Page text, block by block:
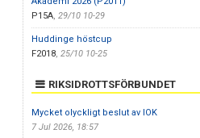
P15A, 29/10 10-29
Huddinge höstcup
F2018, 25/10 10-25
RIKSIDROTTSFÖRBUNDET
Mycket olyckligt beslut av IOK
7 Jul 2026, 18:57